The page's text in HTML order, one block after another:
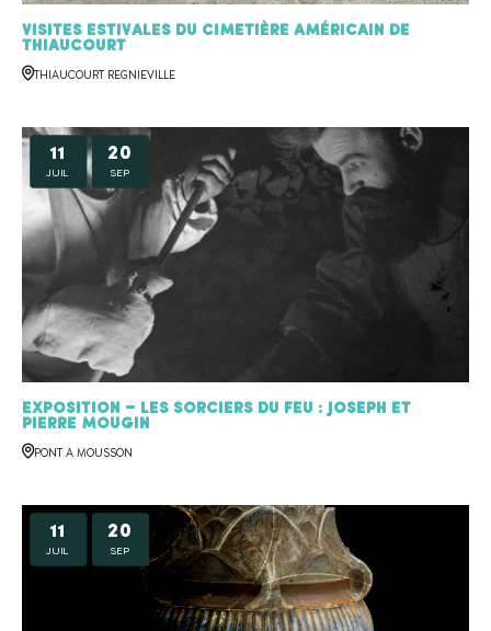
Visites estivales du cimetière américain de
Thiaucourt
THIAUCOURT REGNIEVILLE
11
JUIL
20
SEP
Exposition – Les sorciers du feu : Joseph et
Pierre MOUGIN
PONT A MOUSSON
11
JUIL
20
SEP